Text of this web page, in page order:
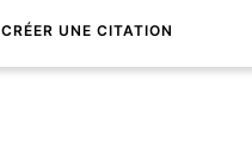
CRÉER UNE CITATION